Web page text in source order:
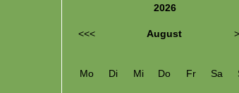
2026
<<< August
Mo Di Mi Do Fr Sa